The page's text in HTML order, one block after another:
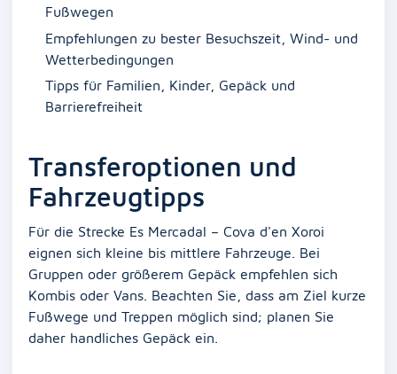
Fußwegen
Empfehlungen zu bester Besuchszeit, Wind- und
Wetterbedingungen
Tipps für Familien, Kinder, Gepäck und
Barrierefreiheit
Transferoptionen und
Fahrzeugtipps
Für die Strecke Es Mercadal – Cova d'en Xoroi
eignen sich kleine bis mittlere Fahrzeuge. Bei
Gruppen oder größerem Gepäck empfehlen sich
Kombis oder Vans. Beachten Sie, dass am Ziel kurze
Fußwege und Treppen möglich sind; planen Sie
daher handliches Gepäck ein.